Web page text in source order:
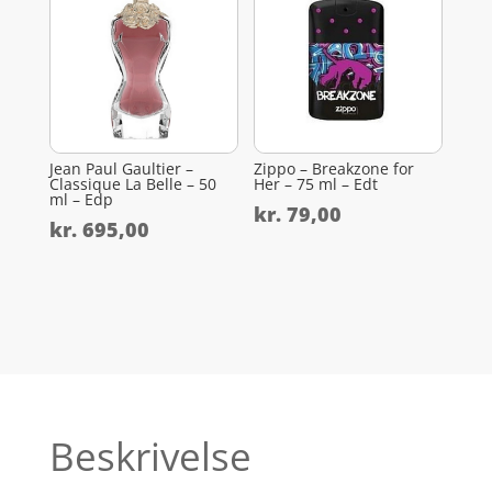
Jean Paul Gaultier –
Classique La Belle – 50
ml – Edp
kr.695,00
Zippo – Breakzone for
Her – 75 ml – Edt
kr. 79,00
Beskrivelse